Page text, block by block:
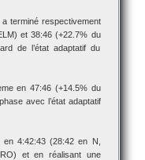
terminé respectivement
et 38:46 (+22.7% du
de l’état adaptatif du
en 47:46 (+14.5% du
avec l’état adaptatif
4:42:43 (28:42 en N,
et en réalisant une